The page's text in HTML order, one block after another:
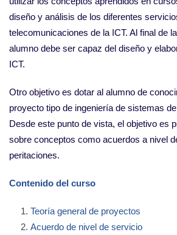
diseño y análisis de los diferentes
telecomunicaciones de la ICT. Al final de
alumno debe ser capaz del diseño y
ICT.
Otro objetivo es dotar al alumno de
proyecto tipo de ingeniería de sistemas
Desde este punto de vista, el objetivo es
sobre conceptos como acuerdos a nivel
peritaciones.
Contenido del curso
Teoría general de proyectos
Acuerdo de nivel de servicio